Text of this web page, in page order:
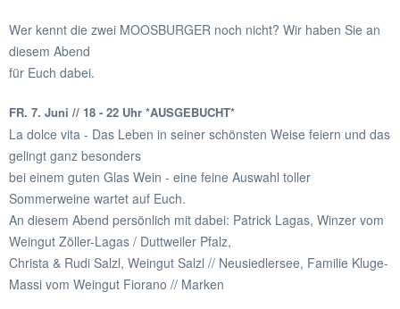
Wer kennt die zwei MOOSBURGER noch nicht? Wir haben Sie an
diesem Abend
für Euch dabei.
FR. 7. Juni // 18 - 22 Uhr *AUSGEBUCHT*
La dolce vita - Das Leben in seiner schönsten Weise feiern und das
gelingt ganz besonders
bei einem guten Glas Wein - eine feine Auswahl toller
Sommerweine wartet auf Euch.
An diesem Abend persönlich mit dabei: Patrick Lagas, Winzer vom
Weingut Zöller-Lagas / Duttweiler Pfalz,
Christa & Rudi Salzl, Weingut Salzl // Neusiedlersee, Familie Kluge-
Massi vom Weingut Fiorano // Marken